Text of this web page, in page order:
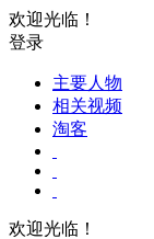
欢迎光临！
登录
主要人物
相关视频
淘客
欢迎光临！